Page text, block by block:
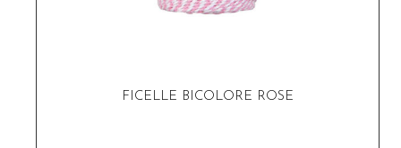
FICELLE BICOLORE ROSE